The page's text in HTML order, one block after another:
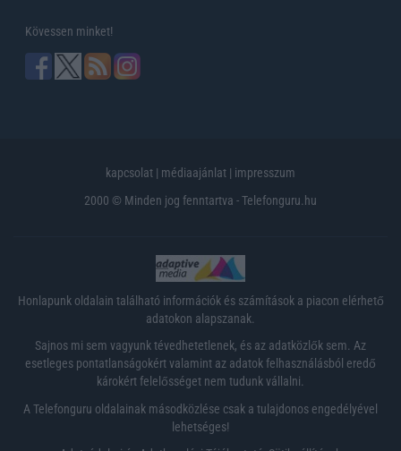
Kövessen minket!
kapcsolat | médiaajánlat | impresszum
2000 © Minden jog fenntartva - Telefonguru.hu
Honlapunk oldalain található információk és számítások a piacon elérhető
adatokon alapszanak.
Sajnos mi sem vagyunk tévedhetetlenek, és az adatközlők sem. Az
esetleges pontatlanságokért valamint az adatok felhasználásból eredő
károkért felelősséget nem tudunk vállalni.
A Telefonguru oldalainak másodközlése csak a tulajdonos engedélyével
lehetséges!